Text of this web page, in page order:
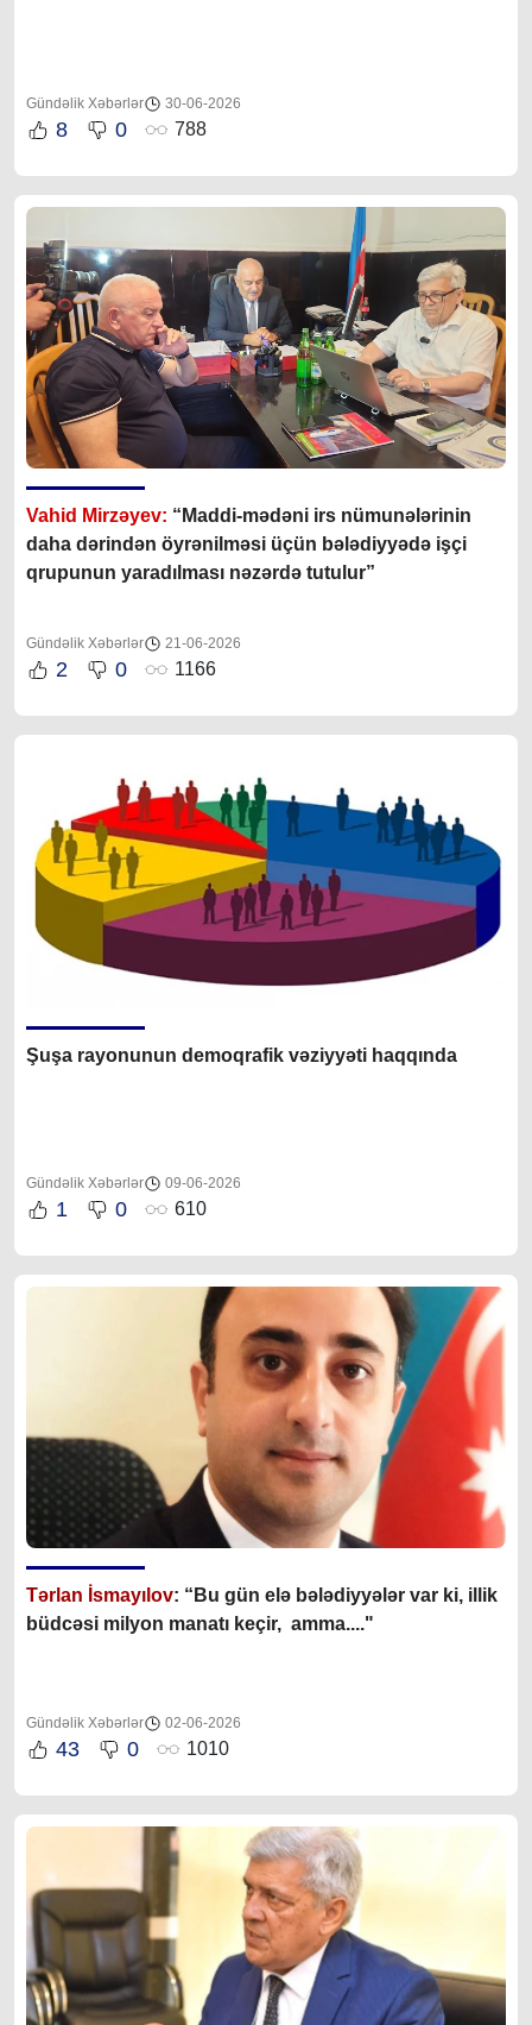
Gündəlik Xəbərlər 30-06-2026
8 0 788
Vahid Mirzəyev: “Maddi-mədəni irs nümunələrinin
daha dərindən öyrənilməsi üçün bələdiyyədə işçi
qrupunun yaradılması nəzərdə tutulur”
Gündəlik Xəbərlər 21-06-2026
2 0 1166
Şuşa rayonunun demoqrafik vəziyyəti haqqında
Gündəlik Xəbərlər 09-06-2026
1 0 610
Tərlan İsmayılov: “Bu gün elə bələdiyyələr var ki, illik
büdcəsi milyon manatı keçir, amma...."
Gündəlik Xəbərlər 02-06-2026
43 0 1010